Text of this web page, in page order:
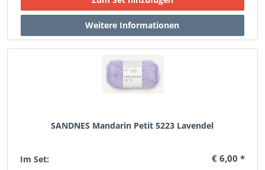
SANDNES Mandarin Petit 5223 Lavendel
Im Set: € 6,00 *